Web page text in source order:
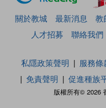
關於教城 最新消息 教
人才招募
聯絡我們
版權所有© 2026
私隱政策聲明 服務條
免責聲明
促進種族